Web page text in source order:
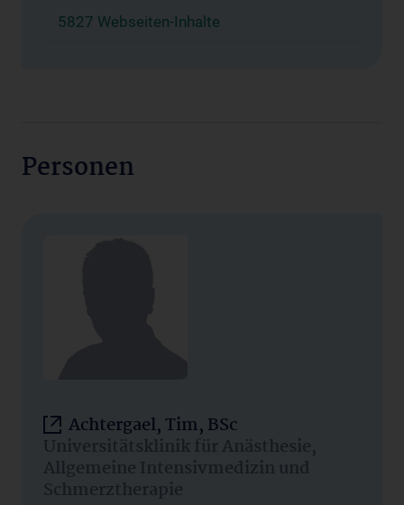
5827 Webseiten-Inhalte
Personen
Achtergael, Tim, BSc
Universitätsklinik für Anästhesie,
Allgemeine Intensivmedizin und
Schmerztherapie